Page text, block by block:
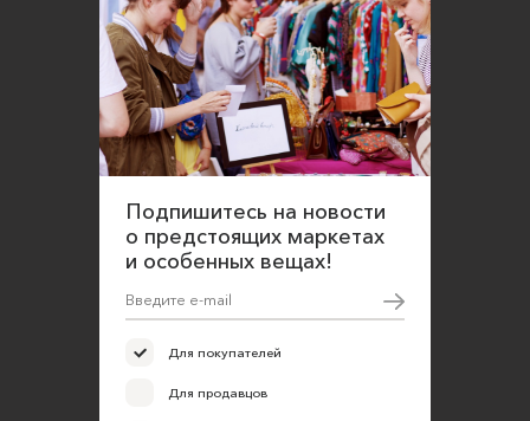
Подпишитесь на новости
о предстоящих маркетах
и особенных вещах!
Для покупателей
Для продавцов